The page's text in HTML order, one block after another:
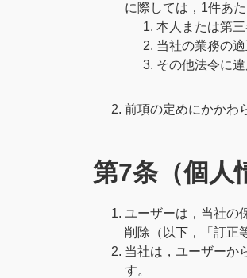
に際しては，1件あ
本人または第
当社の業務の
その他法令に
前項の定めにかかわ
第7条（個人
ユーザーは，当社の
削除（以下，「訂正
当社は，ユーザーか
す。